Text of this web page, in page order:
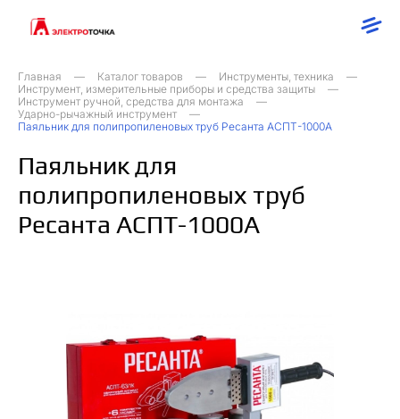
Главная Каталог товаров
Инструменты, техника
Инструмент, измерительные приборы и средства защиты
Инструмент ручной, средства для монтажа
Ударно-рычажный инструмент
Паяльник для полипропиленовых труб Ресанта АСПТ-1000А
Паяльник для
полипропиленовых труб
Ресанта АСПТ-1000А